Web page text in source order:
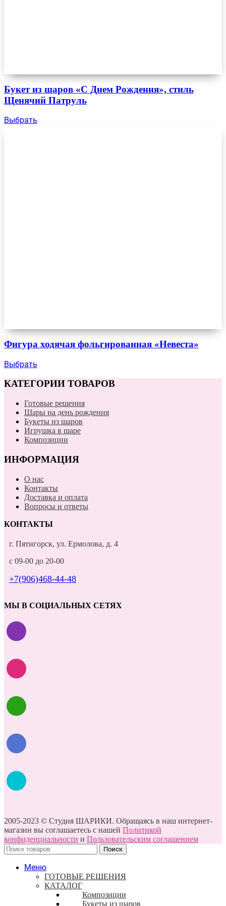
Букет из шаров «С Днем Рождения», стиль
Щенячий Патруль
Выбрать
Фигура ходячая фольгированная «Невеста»
Выбрать
КАТЕГОРИИ ТОВАРОВ
Готовые решения
Шары на день рождения
Букеты из шаров
Игрушка в шаре
Композиции
ИНФОРМАЦИЯ
О нас
Контакты
Доставка и оплата
Вопросы и ответы
КОНТАКТЫ
г. Пятигорск, ул. Ермолова, д. 4
с 09-00 до 20-00
+7(906)468-44-48
МЫ В СОЦИАЛЬНЫХ СЕТЯХ
2005-2023 © Студия ШАРИКИ. Обращаясь в наш интернет-
магазин вы соглашаетесь с нашей Политикой
конфиденциальности и Пользовательским соглашением
Поиск
Меню
ГОТОВЫЕ РЕШЕНИЯ
КАТАЛОГ
Композиции
Букеты из шаров